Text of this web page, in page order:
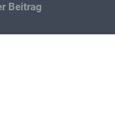
Beitrag